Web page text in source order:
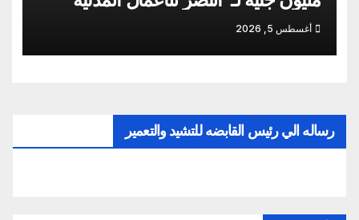
أغسطس 5, 2026
رساله الي رئيس القابضه للتشيد والتعمير